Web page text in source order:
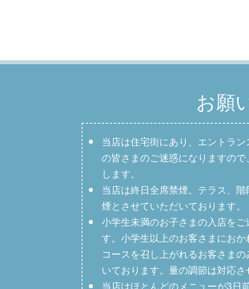
お願
当店は住宅街にあり、エントラ
の皆さまのご迷惑になりますの
します。
当店は終日全席禁煙。テラス、
煙とさせていただいております。
小学生未満のお子さまの入店をご
す。小学生以上のお客さまにお
コースを召し上がれるお客さま
いております。量の調節は対応さ
当店はほとんどのメニューが3日